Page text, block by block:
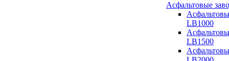
Асфальтовые
LB1000
LB1500